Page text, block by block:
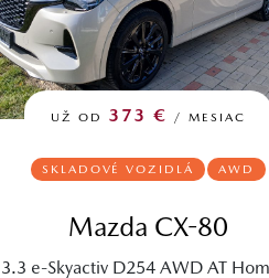
UŽ OD 373 € / MESIAC
SKLADOVÉ VOZIDLÁ AWD
Mazda CX-80
3.3 e-Skyactiv D254 AWD AT